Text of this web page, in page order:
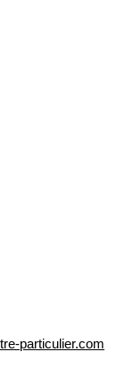
particulier.com